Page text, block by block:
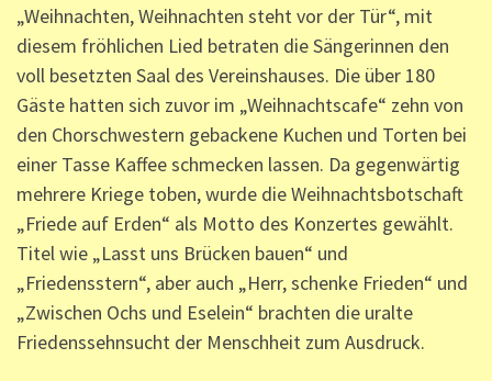
„Weihnachten, Weihnachten steht vor der Tür“, mit
diesem fröhlichen Lied betraten die Sängerinnen den
voll besetzten Saal des Vereinshauses. Die über 180
Gäste hatten sich zuvor im „Weihnachtscafe“ zehn von
den Chorschwestern gebackene Kuchen und Torten bei
einer Tasse Kaffee schmecken lassen. Da gegenwärtig
mehrere Kriege toben, wurde die Weihnachtsbotschaft
„Friede auf Erden“ als Motto des Konzertes gewählt.
Titel wie „Lasst uns Brücken bauen“ und
„Friedensstern“, aber auch „Herr, schenke Frieden“ und
„Zwischen Ochs und Eselein“ brachten die uralte
Friedenssehnsucht der Menschheit zum Ausdruck.